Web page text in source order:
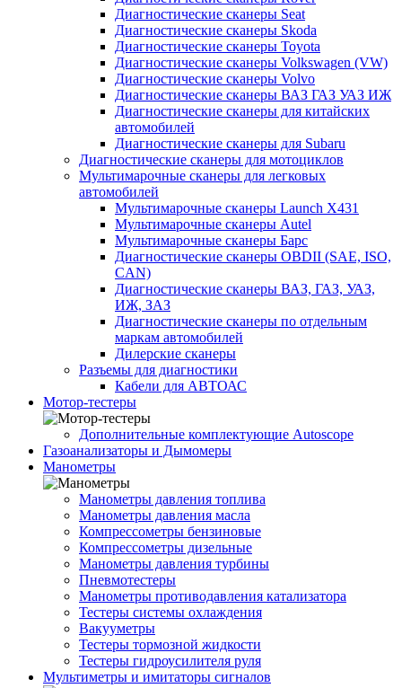
Диагностические сканеры Seat
Диагностические сканеры Skoda
Диагностические сканеры Toyota
Диагностические сканеры Volkswagen (VW)
Диагностические сканеры Volvo
Диагностические сканеры ВАЗ ГАЗ УАЗ ИЖ
Диагностические сканеры для китайских
автомобилей
Диагностические сканеры для Subaru
Диагностические сканеры для мотоциклов
Мультимарочные сканеры для легковых
автомобилей
Мультимарочные сканеры Launch X431
Мультимарочные сканеры Autel
Мультимарочные сканеры Барс
Диагностические сканеры OBDII (SAE, ISO,
CAN)
Диагностические сканеры ВАЗ, ГАЗ, УАЗ,
ИЖ, ЗАЗ
Диагностические сканеры по отдельным
маркам автомобилей
Дилерские сканеры
Разъемы для диагностики
Кабели для АВТОАС
Мотор-тестеры
Дополнительные комплектующие Autoscope
Газоанализаторы и Дымомеры
Манометры
Манометры давления топлива
Манометры давления масла
Компрессометры бензиновые
Компрессометры дизельные
Манометры давления турбины
Пневмотестеры
Манометры противодавления катализатора
Тестеры системы охлаждения
Вакууметры
Тестеры тормозной жидкости
Тестеры гидроусилителя руля
Мультиметры и имитаторы сигналов